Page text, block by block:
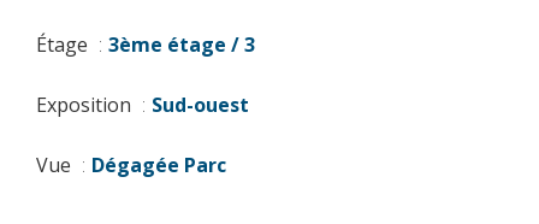
Étage 3ème étage / 3
Exposition Sud-ouest
Vue Dégagée Parc